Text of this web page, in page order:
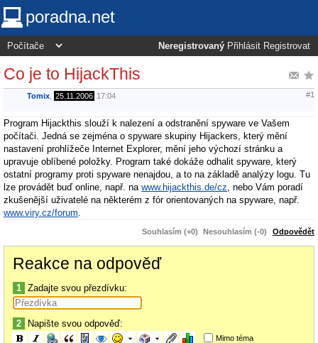
poradna.net
Neregistrovaný Přihlásit Registrovat
Co je to HijackThis
Tomix 25.11.2006 17:04 #1
Program Hijackthis slouží k nalezení a odstranění spyware ve Vašem
počítači. Jedná se zejména o spyware skupiny Hijackers, který mění
nastavení prohlížeče Internet Explorer, mění jeho výchozí stránku a
upravuje oblíbené položky. Program také dokáže odhalit spyware, který
ostatní programy proti spyware nenajdou, a to na základě analýzy logu. Tu
lze provádět buď online, např. na www.hijackthis.de/cz , nebo Vám poradí
zkušenější uživatelé na některém z fór orientovaných na spyware, např.
www.viry.cz/forum
Souhlasím (+0) Nesouhlasím (-0) Odpovědět
Reakce na odpověď
1 Zadajte svou přezdívku:
2 Napište svou odpověď:
Mimo téma